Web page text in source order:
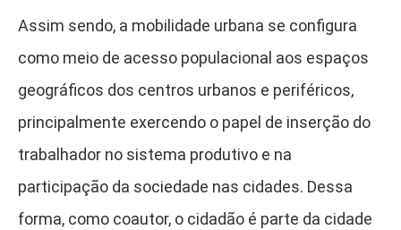
Assim sendo, a mobilidade urbana se configura
como meio de acesso populacional aos espaços
geográficos dos centros urbanos e periféricos,
principalmente exercendo o papel de inserção do
trabalhador no sistema produtivo e na
participação da sociedade nas cidades. Dessa
forma, como coautor, o cidadão é parte da cidade